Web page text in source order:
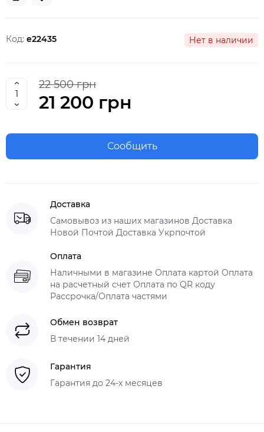
Код: e22435 Нет в наличии
22 500 грн
21 200 грн
Сообщить
Доставка
Самовывоз из наших магазинов Доставка
Новой Почтой Доставка Укрпочтой
Оплата
Наличными в магазине Оплата картой Оплата
на расчетный счет Оплата по QR коду
Рассрочка/Оплата частями
Обмен возврат
В течении 14 дней
Гарантия
Гарантия до 24-х месяцев